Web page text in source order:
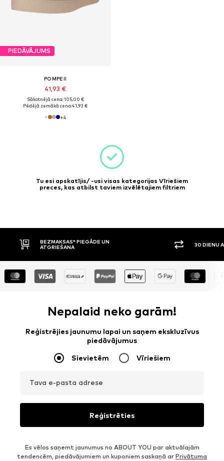
PIEDĀVĀJUMS
POMPEII
41,93 €
Sākotnējā cena: 105,00 €
Pēdējā zemākā cena:41,93 €
+4
Tu esi apskatījis/ -usi visas kategorijas Vīriešiem
preces, kas atbilst taviem izvēlētajiem filtriem
30 DIENU ATGRIEŠANAS TIESĪBAS
Nepalaid neko garām!
Reģistrējies jaunumu lapai un saņem ekskluzīvus
piedāvājumus
Sievietēm Vīriešiem
Tava e-pasta adrese
Reģistrēties
Es vēlos saņemt jaunumus no ABOUT YOU par aktuālajām
tendencēm, piedāvājumiem un kuponiem saskaņā ar Privātuma